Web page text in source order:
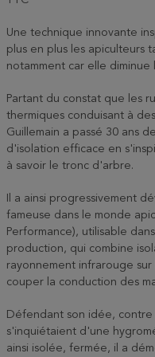
Une technique innovante
plus en plus les apiculteurs
notamment car elle diminue
Partant du constat que les
thermiques conduisant à
Guillemain a passé 30 ans
d'isolation efficace en
à savoir le tronc d'arbre.
Il a ainsi progressivement
fameuse dans le monde
Performance), utilisable
production, qui combine
rayonnement infrarouge
couper la conduction des
Défendant son idée,
s'inquiétaient d'une
ainsi isolée, fermée, il a